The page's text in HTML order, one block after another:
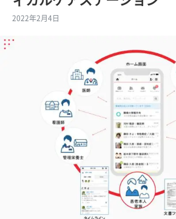
開業医のリアル 開業
セミ
2022年2月4日